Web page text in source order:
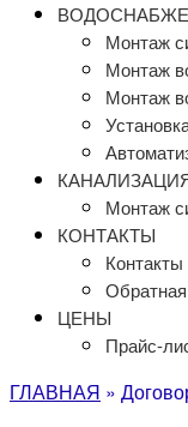
Монтаж
Монтаж
Монтаж
Монтаж
КОНТАКТЫ
Контакты
ЦЕНЫ
Прайс-
ГЛАВНАЯ »